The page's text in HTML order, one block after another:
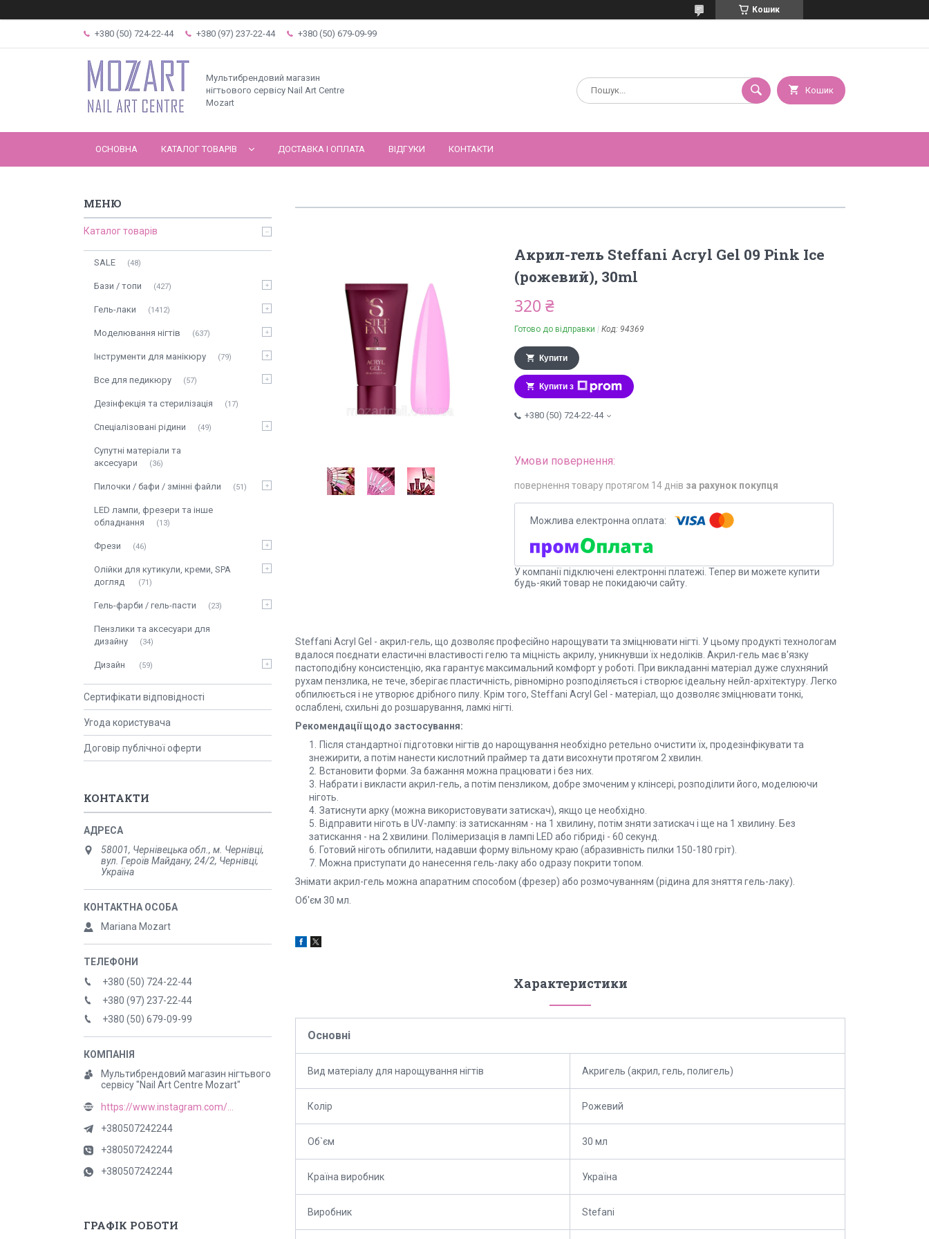
Кошик
+380 (50) 724-22-44 +380 (97) 237-22-44 +380 (50) 679-09-99
Мультибрендовий магазин
нігтьового сервісу Nail Art Centre
Mozart
Кошик
ОСНОВНА КАТАЛОГ ТОВАРІВ ДОСТАВКА І ОПЛАТА ВІДГУКИ КОНТАКТИ
Акрил-гель Steffani Acryl Gel 09 Pink Ice
(рожевий), 30ml
320 ₴
Готово до відправки Код: 94369
Купити
Купити з
+380 (50) 724-22-44
повернення товару протягом 14 днів за рахунок покупця
У компанії підключені електронні платежі. Тепер ви можете купити
будь-який товар не покидаючи сайту.
Steffani Acryl Gel - акрил-гель, що дозволяє професійно нарощувати та зміцнювати нігті. У цьому продукті технологам
вдалося поєднати еластичні властивості гелю та міцність акрилу, уникнувши їх недоліків. Акрил-гель має в'язку
пастоподібну консистенцію, яка гарантує максимальний комфорт у роботі. При викладанні матеріал дуже слухняний
рухам пензлика, не тече, зберігає пластичність, рівномірно розподіляється і створює ідеальну нейл-архітектуру. Легко
обпилюється і не утворює дрібного пилу. Крім того, Steffani Acryl Gel - матеріал, що дозволяє зміцнювати тонкі,
ослаблені, схильні до розшарування, ламкі нігті.
Рекомендації щодо застосування:
Після стандартної підготовки нігтів до нарощування необхідно ретельно очистити їх, продезінфікувати та
знежирити, а потім нанести кислотний праймер та дати висохнути протягом 2 хвилин.
Встановити форми. За бажання можна працювати і без них.
Набрати і викласти акрил-гель, а потім пензликом, добре змоченим у клінсері, розподілити його, моделюючи
ніготь.
Затиснути арку (можна використовувати затискач), якщо це необхідно.
Відправити ніготь в UV-лампу: із затисканням - на 1 хвилину, потім зняти затискач і ще на 1 хвилину. Без
затискання - на 2 хвилини. Полімеризація в лампі LED або гібриді - 60 секунд.
Готовий ніготь обпилити, надавши форму вільному краю (абразивність пилки 150-180 гріт).
Можна приступати до нанесення гель-лаку або одразу покрити топом.
Знімати акрил-гель можна апаратним способом (фрезер) або розмочуванням (рідина для зняття гель-лаку).
Об'єм 30 мл.
Характеристики
Основні
Вид матеріалу для нарощування нігтів Акригель (акрил, гель, полигель)
Колір Рожевий
Об`єм 30 мл
Країна виробник Україна
Виробник Stefani
Каталог товарів
SALE 48
Бази / топи 427
Гель-лаки 1412
Моделювання нігтів 637
Інструменти для манікюру 79
Все для педикюру 57
Дезінфекція та стерилізація 17
Спеціалізовані рідини 49
Супутні матеріали та
аксесуари
36
Пилочки / бафи / змінні файли 51
LED лампи, фрезери та інше
обладнання
13
Фрези 46
Олійки для кутикули, креми, SPA
догляд
71
Гель-фарби / гель-пасти 23
Пензлики та аксесуари для
дизайну
34
Дизайн 59
Сертифікати відповідності
Угода користувача
Договір публічної оферти
КОНТАКТИ
58001, Чернівецька обл., м. Чернівці,
вул. Героїв Майдану, 24/2, Чернівці,
Україна
Mariana Mozart
+380 (50) 724-22-44
+380 (97) 237-22-44
+380 (50) 679-09-99
Мультибрендовий магазин нігтьвого
сервісу "Nail Art Centre Mozart"
https://www.instagram.com/mozart_nail
+380507242244
+380507242244
+380507242244
ГРАФІК РОБОТИ